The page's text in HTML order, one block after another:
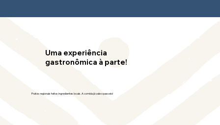
Uma experiência
gastronômica à parte!
Pratos regionais feitos ingredientes locais. A comida já vale o passeio!